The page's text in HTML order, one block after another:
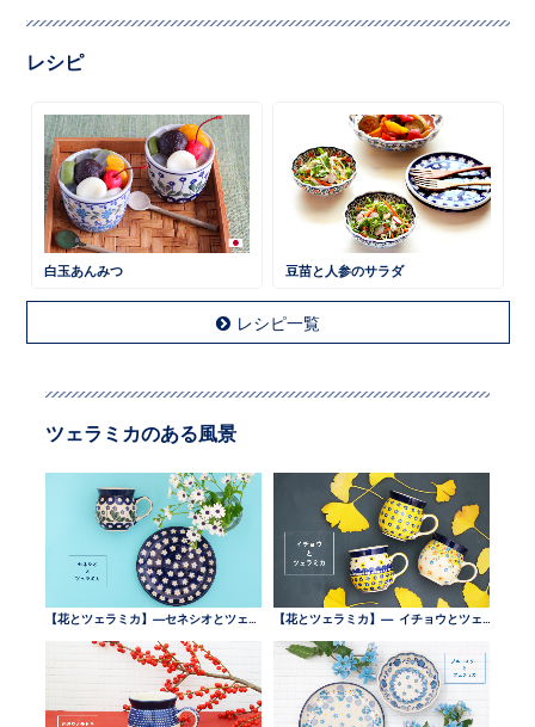
レシピ
白玉あんみつ 豆苗と人参のサラダ
レシピ一覧
ツェラミカのある風景